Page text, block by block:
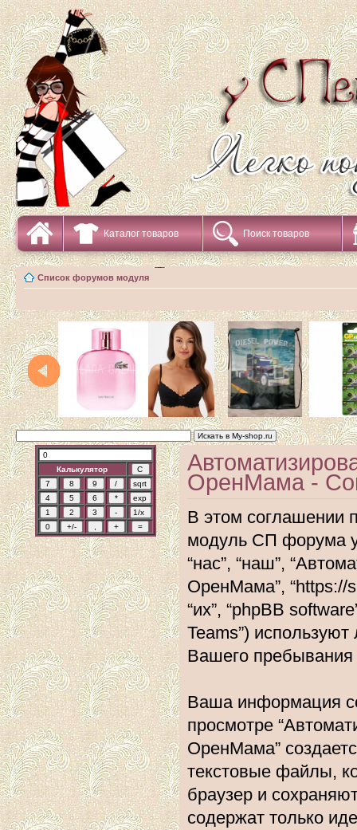
Каталог товаров Поиск товаров
Список форумов модуля
Калькулятор ОренМама -
В этом соглашении
модуль СП форума
“нас”, “наш”,
ОренМама”, “https://
“их”, “phpBB
Teams”)
Вашего
Ваша информация
просмотре
ОренМама”
текстовые файлы,
браузер и
содержат только